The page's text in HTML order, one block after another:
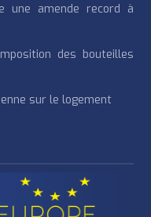
une amende record à
des bouteilles
sur le logement